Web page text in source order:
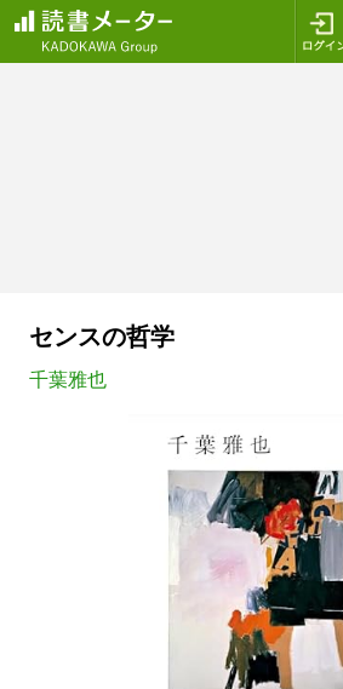
センスの哲学
千葉雅也